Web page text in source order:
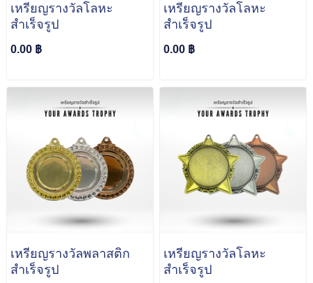
เหรียญรางวัลโลหะ
สำเร็จรูป
0.00 ฿
เหรียญรางวัลโลหะ
สำเร็จรูป
0.00 ฿
เหรียญรางวัลพลาสติก
สำเร็จรูป
เหรียญรางวัลโลหะ
สำเร็จรูป